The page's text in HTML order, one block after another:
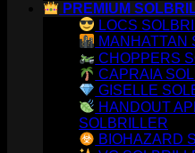
PREMIUM
LOCS
MANHATTAN
CHOPPERS
CAPRAIA
GISELLE
HANDOUT
SOLBRILLER
BIOHAZARD